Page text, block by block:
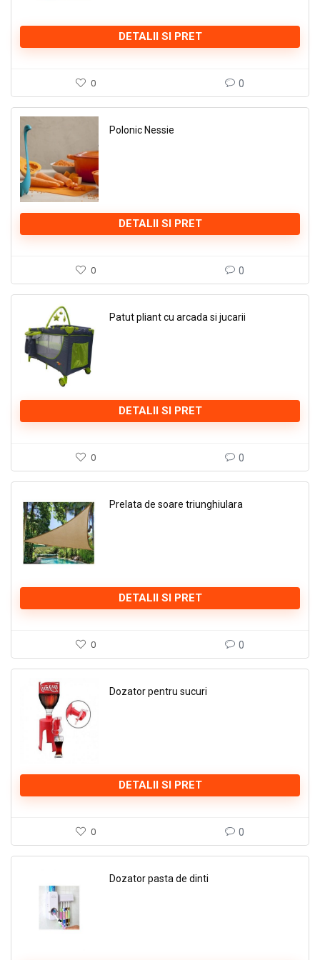
DETALII SI PRET
0 0
Polonic Nessie
DETALII SI PRET
0 0
Patut pliant cu arcada si jucarii
DETALII SI PRET
0 0
Prelata de soare triunghiulara
DETALII SI PRET
0 0
Dozator pentru sucuri
DETALII SI PRET
0 0
Dozator pasta de dinti